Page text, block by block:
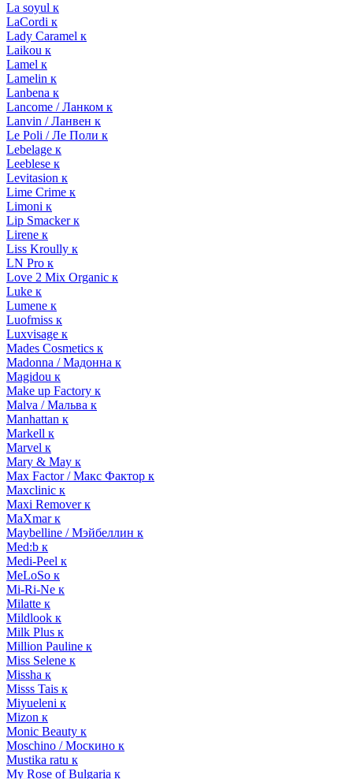
La soyul к
LaCordi к
Lady Caramel к
Laikou к
Lamel к
Lamelin к
Lanbena к
Lancome / Ланком к
Lanvin / Ланвен к
Le Poli / Ле Поли к
Lebelage к
Leeblese к
Levitasion к
Lime Crime к
Limoni к
Lip Smacker к
Lirene к
Liss Kroully к
LN Pro к
Love 2 Mix Organic к
Luke к
Lumene к
Luofmiss к
Luxvisage к
Mades Cosmetics к
Madonna / Мадонна к
Magidou к
Make up Factory к
Malva / Мальва к
Manhattan к
Markell к
Marvel к
Mary & May к
Max Factor / Макс Фактор к
Maxclinic к
Maxi Remover к
MaXmar к
Maybelline / Мэйбеллин к
Med:b к
Medi-Peel к
MeLoSo к
Mi-Ri-Ne к
Milatte к
Mildlook к
Milk Plus к
Million Pauline к
Miss Selene к
Missha к
Misss Tais к
Miyueleni к
Mizon к
Monic Beauty к
Moschino / Москино к
Mustika ratu к
My Rose of Bulgaria к